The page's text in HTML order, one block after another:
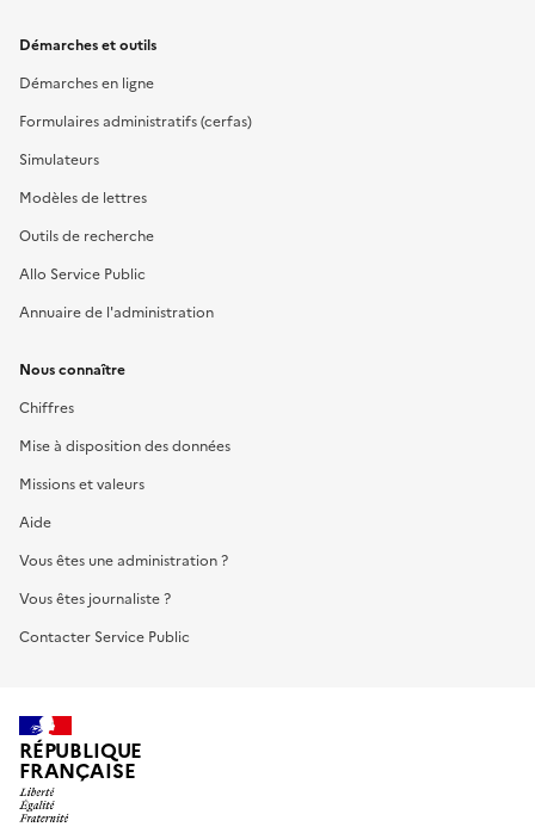
Démarches et outils
Démarches en ligne
Formulaires administratifs (cerfas)
Simulateurs
Modèles de lettres
Outils de recherche
Allo Service Public
Annuaire de l'administration
Nous connaître
Chiffres
Mise à disposition des données
Missions et valeurs
Aide
Vous êtes une administration ?
Vous êtes journaliste ?
Contacter Service Public
RÉPUBLIQUE
FRANÇAISE